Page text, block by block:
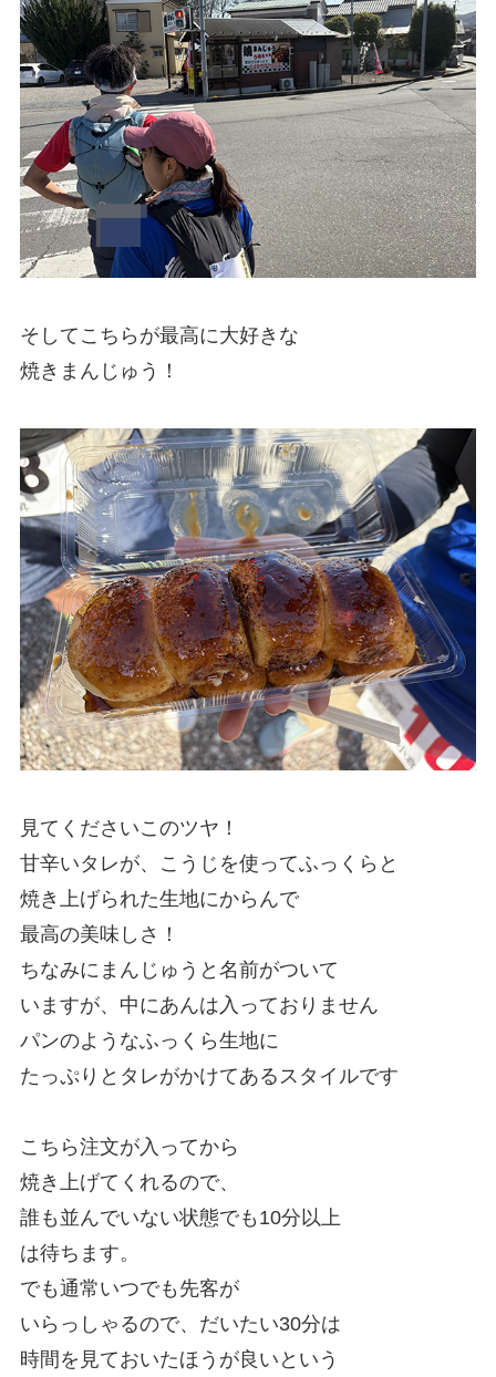
そしてこちらが最高に大好きな
焼きまんじゅう！
見てくださいこのツヤ！
甘辛いタレが、こうじを使ってふっくらと
焼き上げられた生地にからんで
最高の美味しさ！
ちなみにまんじゅうと名前がついて
いますが、中にあんは入っておりません
パンのようなふっくら生地に
たっぷりとタレがかけてあるスタイルです
こちら注文が入ってから
焼き上げてくれるので、
誰も並んでいない状態でも10分以上
は待ちます。
でも通常いつでも先客が
いらっしゃるので、だいたい30分は
時間を見ておいたほうが良いという